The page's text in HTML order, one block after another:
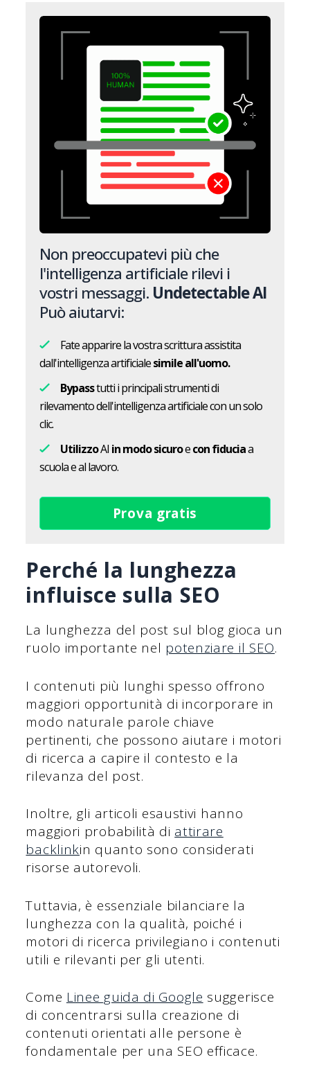
Non preoccupatevi più che
l'intelligenza artificiale rilevi i
vostri messaggi. Undetectable AI
Può aiutarvi:
Fate apparire la vostra scrittura assistita
dall'intelligenza artificialesimile all'uomo.
Bypasstutti i principali strumenti di
rilevamento dell'intelligenza artificiale con un solo
clic.
UtilizzoAI in modo sicuroecon fiduciaa
scuola e al lavoro.
Prova gratis
Perché la lunghezza
influisce sulla SEO
La lunghezza del post sul blog gioca un
ruolo importante nel potenziare il SEO.
I contenuti più lunghi spesso offrono
maggiori opportunità di incorporare in
modo naturale parole chiave
pertinenti, che possono aiutare i motori
di ricerca a capire il contesto e la
rilevanza del post.
Inoltre, gli articoli esaustivi hanno
maggiori probabilità di attirare
backlinkin quanto sono considerati
risorse autorevoli.
Tuttavia, è essenziale bilanciare la
lunghezza con la qualità, poiché i
motori di ricerca privilegiano i contenuti
utili e rilevanti per gli utenti.
Come Linee guida di Google suggerisce
di concentrarsi sulla creazione di
contenuti orientati alle persone è
fondamentale per una SEO efficace.